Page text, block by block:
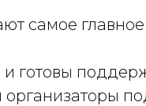
самое
готовы